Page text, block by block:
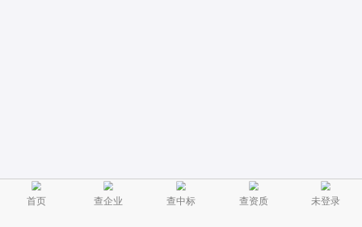
首页 查企业 查中标 查资质 未登录